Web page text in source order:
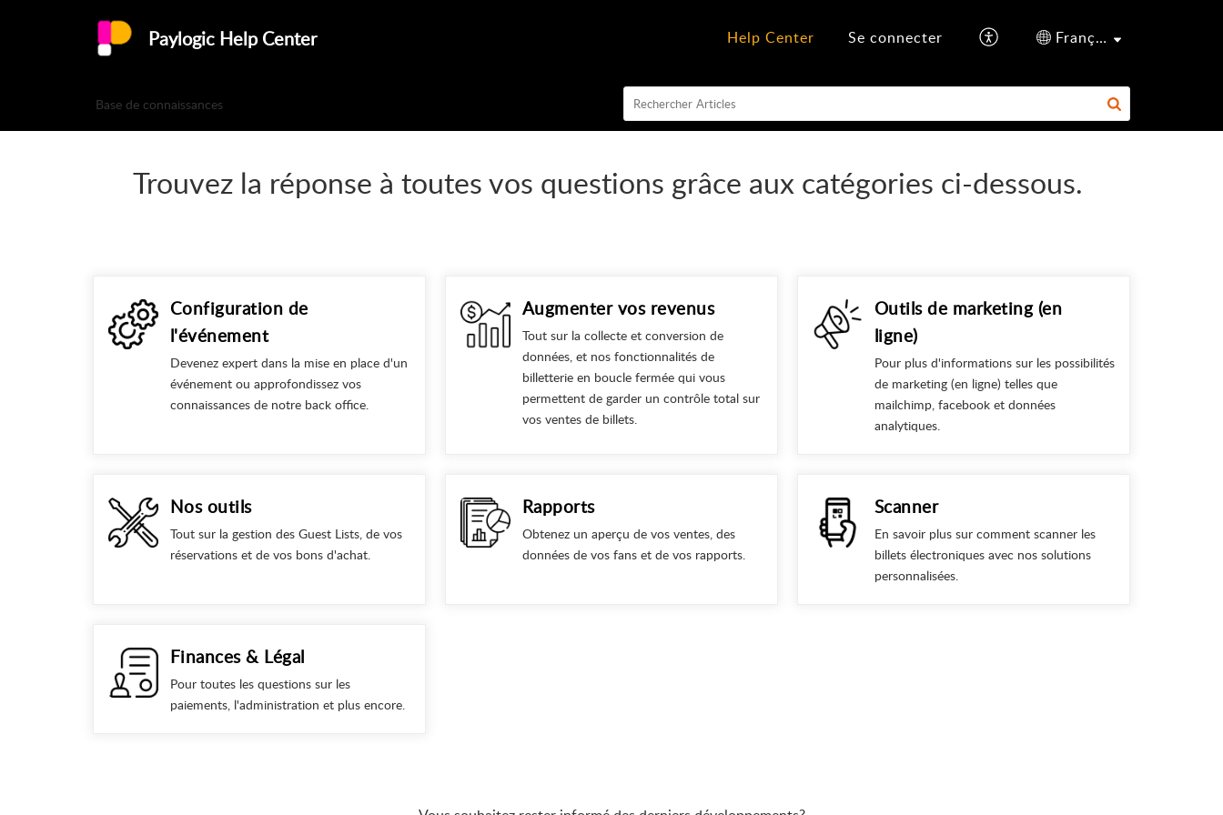
Paylogic Help Center Help Center Se connecter Français (France)
Base de connaissances
Trouvez la réponse à toutes vos questions grâce aux catégories ci-dessous.
Configuration de
l'événement
Devenez expert dans la mise en place d'un
événement ou approfondissez vos
connaissances de notre back office.
Augmenter vos revenus
Tout sur la collecte et conversion de
données, et nos fonctionnalités de
billetterie en boucle fermée qui vous
permettent de garder un contrôle total sur
vos ventes de billets.
Outils de marketing (en
ligne)
Pour plus d'informations sur les possibilités
de marketing (en ligne) telles que
mailchimp, facebook et données
analytiques.
Nos outils
Tout sur la gestion des Guest Lists, de vos
réservations et de vos bons d'achat.
Rapports
Obtenez un aperçu de vos ventes, des
données de vos fans et de vos rapports.
Scanner
En savoir plus sur comment scanner les
billets électroniques avec nos solutions
personnalisées.
Finances & Légal
Pour toutes les questions sur les
paiements, l'administration et plus encore.